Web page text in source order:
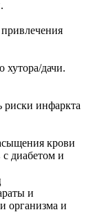
хутора/дачи.
риски инфаркта
крови
диабетом и
и
организма и